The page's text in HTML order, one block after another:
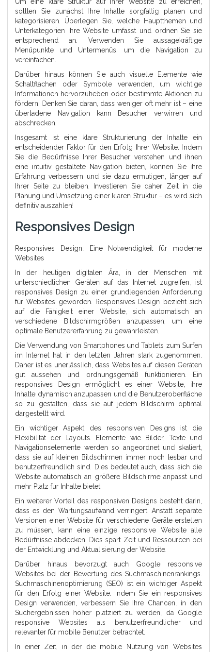
Um eine klare Struktur auf Ihrer Website zu erreichen,
sollten Sie zunächst Ihre Inhalte sorgfältig planen und
kategorisieren. Überlegen Sie, welche Hauptthemen und
Unterkategorien Ihre Website umfasst und ordnen Sie sie
entsprechend an. Verwenden Sie aussagekräftige
Menüpunkte und Untermenüs, um die Navigation zu
vereinfachen.
Darüber hinaus können Sie auch visuelle Elemente wie
Schaltflächen oder Symbole verwenden, um wichtige
Informationen hervorzuheben oder bestimmte Aktionen zu
fördern. Denken Sie daran, dass weniger oft mehr ist – eine
überladene Navigation kann Besucher verwirren und
abschrecken.
Insgesamt ist eine klare Strukturierung der Inhalte ein
entscheidender Faktor für den Erfolg Ihrer Website. Indem
Sie die Bedürfnisse Ihrer Besucher verstehen und ihnen
eine intuitiv gestaltete Navigation bieten, können Sie ihre
Erfahrung verbessern und sie dazu ermutigen, länger auf
Ihrer Seite zu bleiben. Investieren Sie daher Zeit in die
Planung und Umsetzung einer klaren Struktur – es wird sich
definitiv auszahlen!
Responsives Design
Responsives Design: Eine Notwendigkeit für moderne
Websites
In der heutigen digitalen Ära, in der Menschen mit
unterschiedlichen Geräten auf das Internet zugreifen, ist
responsives Design zu einer grundlegenden Anforderung
für Websites geworden. Responsives Design bezieht sich
auf die Fähigkeit einer Website, sich automatisch an
verschiedene Bildschirmgrößen anzupassen, um eine
optimale Benutzererfahrung zu gewährleisten.
Die Verwendung von Smartphones und Tablets zum Surfen
im Internet hat in den letzten Jahren stark zugenommen.
Daher ist es unerlässlich, dass Websites auf diesen Geräten
gut aussehen und ordnungsgemäß funktionieren. Ein
responsives Design ermöglicht es einer Website, ihre
Inhalte dynamisch anzupassen und die Benutzeroberfläche
so zu gestalten, dass sie auf jedem Bildschirm optimal
dargestellt wird.
Ein wichtiger Aspekt des responsiven Designs ist die
Flexibilität der Layouts. Elemente wie Bilder, Texte und
Navigationselemente werden so angeordnet und skaliert,
dass sie auf kleinen Bildschirmen immer noch lesbar und
benutzerfreundlich sind. Dies bedeutet auch, dass sich die
Website automatisch an größere Bildschirme anpasst und
mehr Platz für Inhalte bietet.
Ein weiterer Vorteil des responsiven Designs besteht darin,
dass es den Wartungsaufwand verringert. Anstatt separate
Versionen einer Website für verschiedene Geräte erstellen
zu müssen, kann eine einzige responsive Website alle
Bedürfnisse abdecken. Dies spart Zeit und Ressourcen bei
der Entwicklung und Aktualisierung der Website.
Darüber hinaus bevorzugt auch Google responsive
Websites bei der Bewertung des Suchmaschinenrankings.
Suchmaschinenoptimierung (SEO) ist ein wichtiger Aspekt
für den Erfolg einer Website. Indem Sie ein responsives
Design verwenden, verbessern Sie Ihre Chancen, in den
Suchergebnissen höher platziert zu werden, da Google
responsive Websites als benutzerfreundlicher und
relevanter für mobile Benutzer betrachtet.
In einer Zeit, in der die mobile Nutzung von Websites